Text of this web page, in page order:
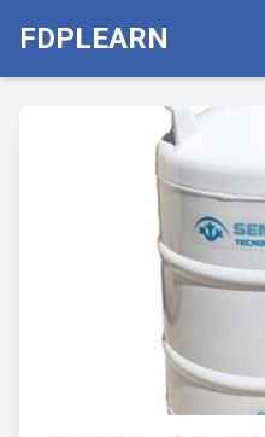
FDPLEARN